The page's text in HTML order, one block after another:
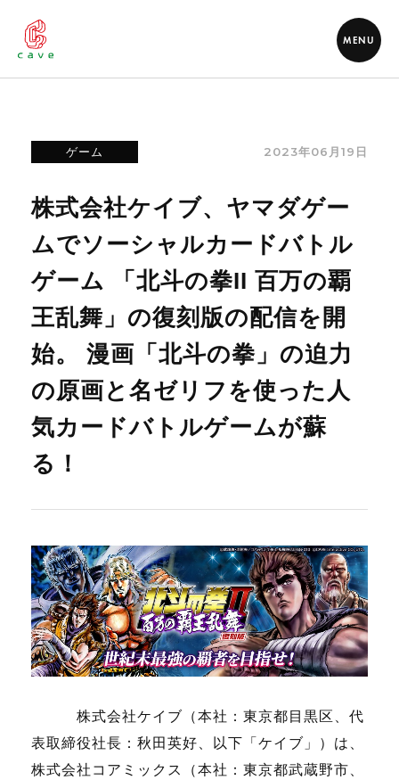
MENU
ゲーム 2023年06月19日
株式会社ケイブ、ヤマダゲー
ムでソーシャルカードバトル
ゲーム 「北斗の拳II 百万の覇
王乱舞」の復刻版の配信を開
始。 漫画「北斗の拳」の迫力
の原画と名ゼリフを使った人
気カードバトルゲームが蘇
る！
株式会社ケイブ（本社：東京都目黒区、代
表取締役社長：秋田英好、以下「ケイブ」）は、
株式会社コアミックス（本社：東京都武蔵野市、